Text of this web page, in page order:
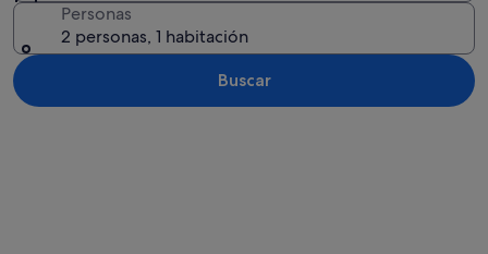
Personas
2 personas, 1 habitación
Buscar